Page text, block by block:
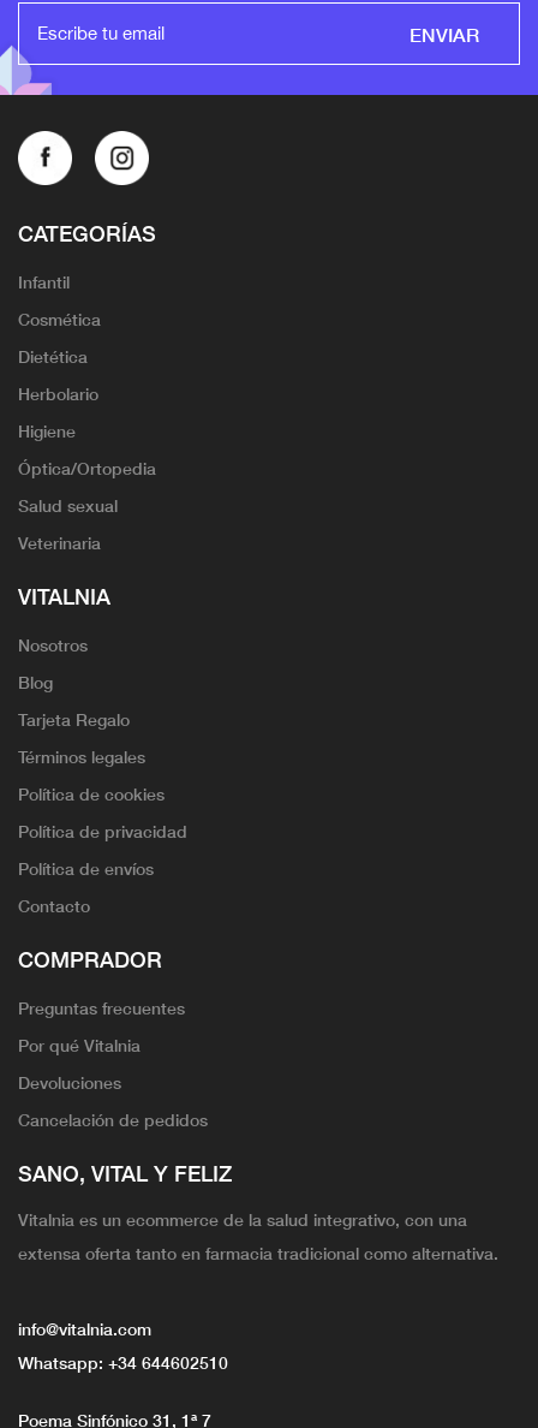
ENVIAR
CATEGORÍAS
Infantil
Cosmética
Dietética
Herbolario
Higiene
Óptica/Ortopedia
Salud sexual
Veterinaria
VITALNIA
Nosotros
Blog
Tarjeta Regalo
Términos legales
Política de cookies
Política de privacidad
Política de envíos
Contacto
COMPRADOR
Preguntas frecuentes
Por qué Vitalnia
Devoluciones
Cancelación de pedidos
SANO, VITAL Y FELIZ
Vitalnia es un ecommerce de la salud integrativo, con una
extensa oferta tanto en farmacia tradicional como alternativa.
info@vitalnia.com
Whatsapp: +34 644602510
Poema Sinfónico 31, 1ª 7